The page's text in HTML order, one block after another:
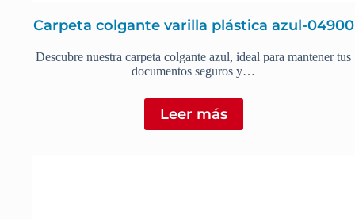
Carpeta colgante varilla plástica azul-04900
Descubre nuestra carpeta colgante azul, ideal para mantener tus
documentos seguros y…
Leer más